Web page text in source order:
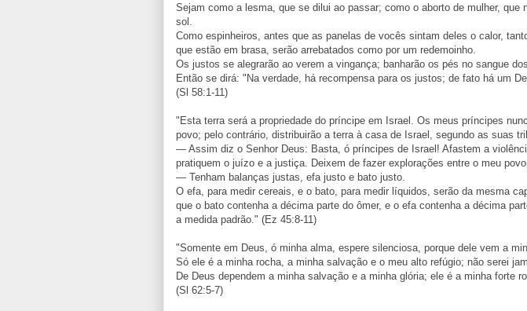
Sejam como a lesma, que se dilui ao passar; como o aborto de mulher, que
sol.
Como espinheiros, antes que as panelas de vocês sintam deles o calor,
que estão em brasa, serão arrebatados como por um redemoinho.
Os justos se alegrarão ao verem a vingança; banharão os pés no sangue
Então se dirá: "Na verdade, há recompensa para os justos; de fato há um
(Sl 58:1-11)
"Esta terra será a propriedade do príncipe em Israel. Os meus príncipes
povo; pelo contrário, distribuirão a terra à casa de Israel, segundo as suas
— Assim diz o Senhor Deus: Basta, ó príncipes de Israel! Afastem a
pratiquem o juízo e a justiça. Deixem de fazer explorações entre o meu
— Tenham balanças justas, efa justo e bato justo.
O efa, para medir cereais, e o bato, para medir líquidos, serão da mesma
que o bato contenha a décima parte do ômer, e o efa contenha a décima
a medida padrão." (Ez 45:8-11)
"Somente em Deus, ó minha alma, espere silenciosa, porque dele vem a
Só ele é a minha rocha, a minha salvação e o meu alto refúgio; não serei
De Deus dependem a minha salvação e a minha glória; ele é a minha forte
(Sl 62:5-7)